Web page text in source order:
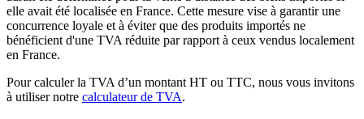
elle avait été localisée en France. Cette mesure vise à garantir une
concurrence loyale et à éviter que des produits importés ne
bénéficient d'une TVA réduite par rapport à ceux vendus localement
en France.
Pour calculer la TVA d’un montant HT ou TTC, nous vous invitons
à utiliser notre calculateur de TVA.